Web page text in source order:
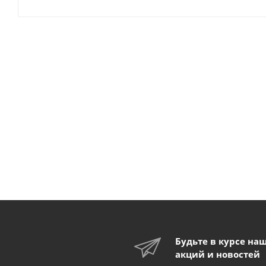
Будьте в курсе
акций и новостей